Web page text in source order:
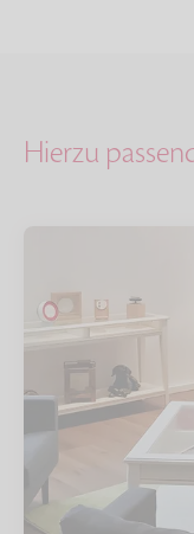
Hierzu